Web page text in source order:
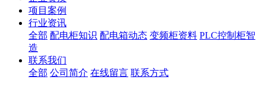
项目案例
行业资讯
全部 配电柜知识 配电箱动态 变频柜资料 PLC控制柜智
造
联系我们
全部 公司简介 在线留言 联系方式